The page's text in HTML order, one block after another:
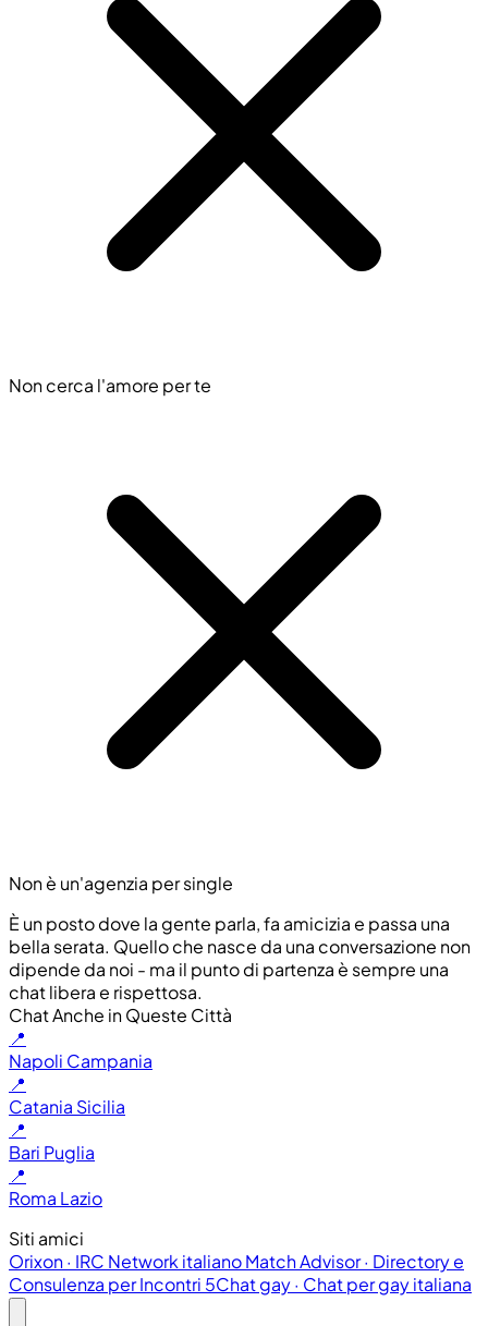
Non cerca l'amore per te
Non è un'agenzia per single
È un posto dove la gente parla, fa amicizia e passa una
bella serata. Quello che nasce da una conversazione non
dipende da noi - ma il punto di partenza è sempre una
chat libera e rispettosa.
Chat Anche in Queste Città
📍
Napoli Campania
📍
Catania Sicilia
📍
Bari Puglia
📍
Roma Lazio
Siti amici
Orixon· IRC Network italianoMatch Advisor· Directory e
Consulenza per Incontri 5Chat gay· Chat per gay italiana